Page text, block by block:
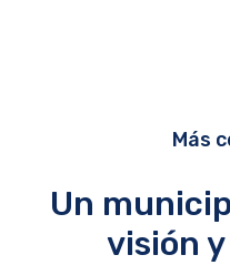
Más
Un
visión